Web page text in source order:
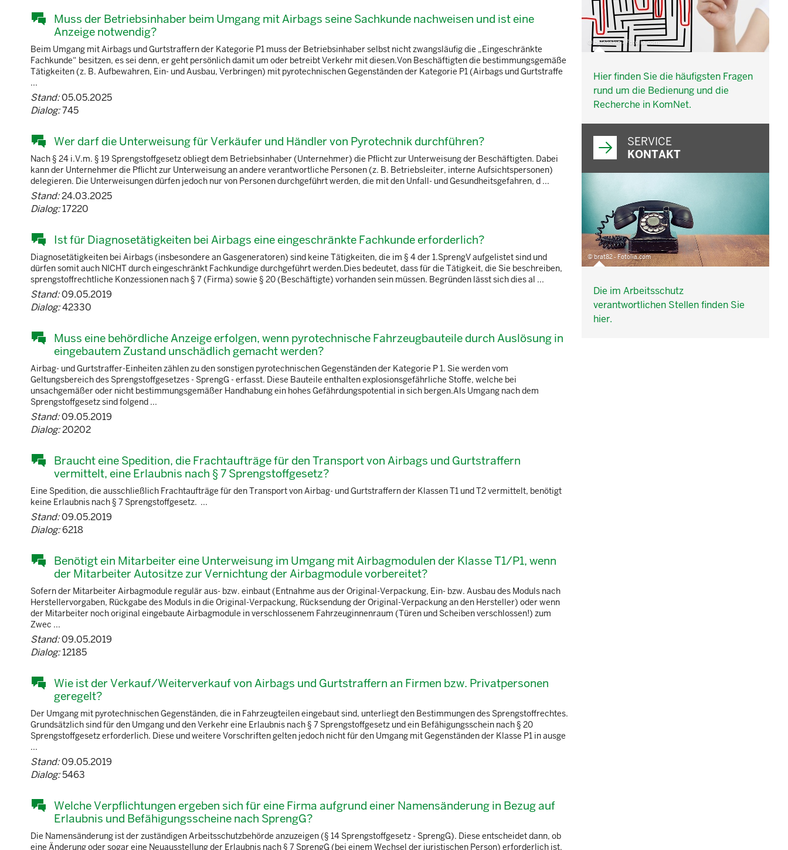
Muss der Betriebsinhaber beim Umgang mit Airbags seine Sachkunde nachweisen und ist eine
Anzeige notwendig?
Beim Umgang mit Airbags und Gurtstraffern der Kategorie P1 muss der Betriebsinhaber selbst nicht zwangsläufig die „Eingeschränkte
Fachkunde“ besitzen, es sei denn, er geht persönlich damit um oder betreibt Verkehr mit diesen.Von Beschäftigten die bestimmungsgemäße
Tätigkeiten (z. B. Aufbewahren, Ein- und Ausbau, Verbringen) mit pyrotechnischen Gegenständen der Kategorie P1 (Airbags und Gurtstraffe
...
Stand:05.05.2025
Dialog:745
Wer darf die Unterweisung für Verkäufer und Händler von Pyrotechnik durchführen?
Nach § 24 i.V.m. § 19 Sprengstoffgesetz obliegt dem Betriebsinhaber (Unternehmer) die Pflicht zur Unterweisung der Beschäftigten. Dabei
kann der Unternehmer die Pflicht zur Unterweisung an andere verantwortliche Personen (z. B. Betriebsleiter, interne Aufsichtspersonen)
delegieren. Die Unterweisungen dürfen jedoch nur von Personen durchgeführt werden, die mit den Unfall- und Gesundheitsgefahren, d ...
Stand:24.03.2025
Dialog:17220
Ist für Diagnosetätigkeiten bei Airbags eine eingeschränkte Fachkunde erforderlich?
Diagnosetätigkeiten bei Airbags (insbesondere an Gasgeneratoren) sind keine Tätigkeiten, die im § 4 der 1.SprengV aufgelistet sind und
dürfen somit auch NICHT durch eingeschränkt Fachkundige durchgeführt werden.Dies bedeutet, dass für die Tätigkeit, die Sie beschreiben,
sprengstoffrechtliche Konzessionen nach § 7 (Firma) sowie § 20 (Beschäftigte) vorhanden sein müssen. Begründen lässt sich dies al ...
Stand:09.05.2019
Dialog:42330
Muss eine behördliche Anzeige erfolgen, wenn pyrotechnische Fahrzeugbauteile durch Auslösung in
eingebautem Zustand unschädlich gemacht werden?
Airbag- und Gurtstraffer-Einheiten zählen zu den sonstigen pyrotechnischen Gegenständen der Kategorie P 1. Sie werden vom
Geltungsbereich des Sprengstoffgesetzes - SprengG - erfasst. Diese Bauteile enthalten explosionsgefährliche Stoffe, welche bei
unsachgemäßer oder nicht bestimmungsgemäßer Handhabung ein hohes Gefährdungspotential in sich bergen.Als Umgang nach dem
Sprengstoffgesetz sind folgend ...
Stand:09.05.2019
Dialog:20202
Braucht eine Spedition, die Frachtaufträge für den Transport von Airbags und Gurtstraffern
vermittelt, eine Erlaubnis nach § 7 Sprengstoffgesetz?
Eine Spedition, die ausschließlich Frachtaufträge für den Transport von Airbag- und Gurtstraffern der Klassen T1 und T2 vermittelt, benötigt
keine Erlaubnis nach § 7 Sprengstoffgesetz. ...
Stand:09.05.2019
Dialog:6218
Benötigt ein Mitarbeiter eine Unterweisung im Umgang mit Airbagmodulen der Klasse T1/P1, wenn
der Mitarbeiter Autositze zur Vernichtung der Airbagmodule vorbereitet?
Sofern der Mitarbeiter Airbagmodule regulär aus- bzw. einbaut (Entnahme aus der Original-Verpackung, Ein- bzw. Ausbau des Moduls nach
Herstellervorgaben, Rückgabe des Moduls in die Original-Verpackung, Rücksendung der Original-Verpackung an den Hersteller) oder wenn
der Mitarbeiter noch original eingebaute Airbagmodule in verschlossenem Fahrzeuginnenraum (Türen und Scheiben verschlossen!) zum
Zwec ...
Stand:09.05.2019
Dialog:12185
Wie ist der Verkauf/Weiterverkauf von Airbags und Gurtstraffern an Firmen bzw. Privatpersonen
geregelt?
Der Umgang mit pyrotechnischen Gegenständen, die in Fahrzeugteilen eingebaut sind, unterliegt den Bestimmungen des Sprengstoffrechtes.
Grundsätzlich sind für den Umgang und den Verkehr eine Erlaubnis nach § 7 Sprengstoffgesetz und ein Befähigungsschein nach § 20
Sprengstoffgesetz erforderlich. Diese und weitere Vorschriften gelten jedoch nicht für den Umgang mit Gegenständen der Klasse P1 in ausge
...
Stand:09.05.2019
Dialog:5463
Welche Verpflichtungen ergeben sich für eine Firma aufgrund einer Namensänderung in Bezug auf
Erlaubnis und Befähigungsscheine nach SprengG?
Die Namensänderung ist der zuständigen Arbeitsschutzbehörde anzuzeigen (§ 14 Sprengstoffgesetz - SprengG). Diese entscheidet dann, ob
eine Änderung oder sogar eine Neuausstellung der Erlaubnis nach § 7 SprengG (bei einem Wechsel der juristischen Person) erforderlich ist.
© belekekin - Fotolia.com
Hier finden Sie die häufigsten Fragen
rund um die Bedienung und die
Recherche in KomNet.
SERVICE
KONTAKT
© brat82 - Fotolia.com
Die im Arbeitsschutz
verantwortlichen Stellen finden Sie
hier.